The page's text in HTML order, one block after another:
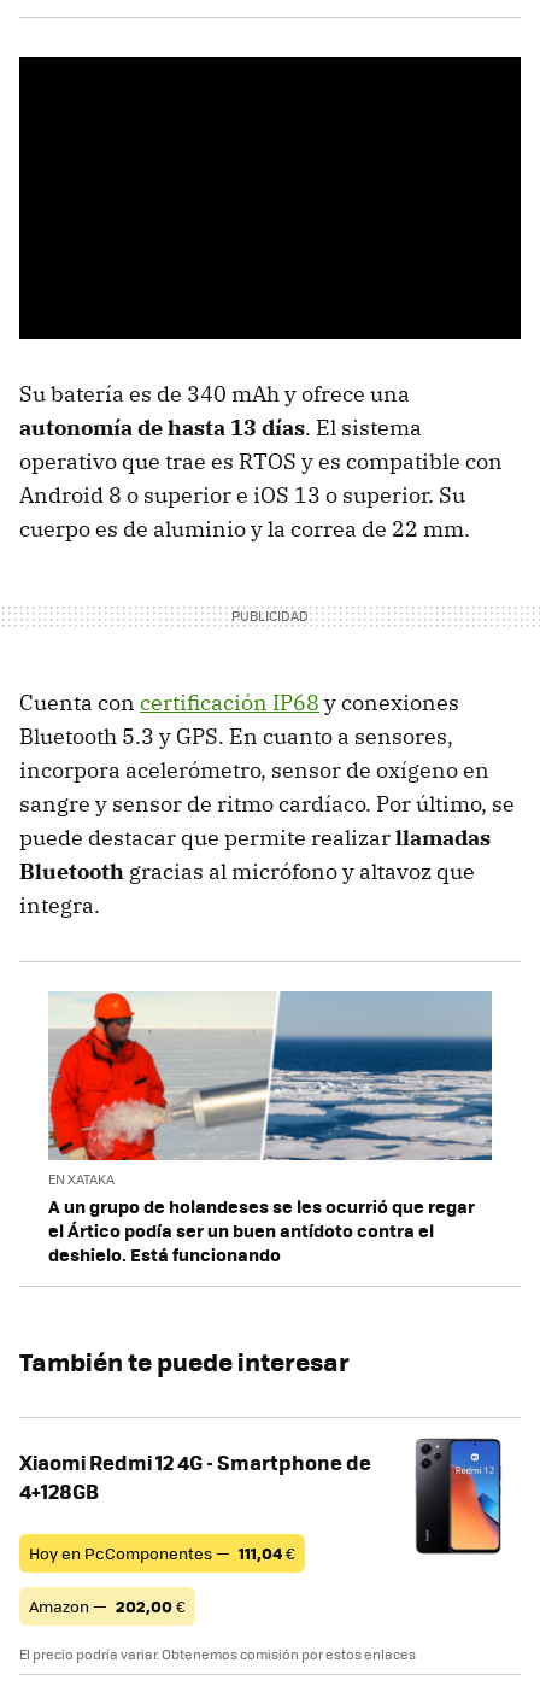
Su batería es de 340 mAh y ofrece una
autonomía de hasta 13 días. El sistema
operativo que trae es RTOS y es compatible con
Android 8 o superior e iOS 13 o superior. Su
cuerpo es de aluminio y la correa de 22 mm.
Cuenta con certificación IP68 y conexiones
Bluetooth 5.3 y GPS. En cuanto a sensores,
incorpora acelerómetro, sensor de oxígeno en
sangre y sensor de ritmo cardíaco. Por último, se
puede destacar que permite realizarllamadas
Bluetooth gracias al micrófono y altavoz que
integra.
EN XATAKA
A un grupo de holandeses se les ocurrió que regar
el Ártico podía ser un buen antídoto contra el
deshielo. Está funcionando
También te puede interesar
Xiaomi Redmi 12 4G - Smartphone de
4+128GB
Hoy en PcComponentes — 111,04€
Amazon — 202,00€
El precio podría variar. Obtenemos comisión por estos enlaces